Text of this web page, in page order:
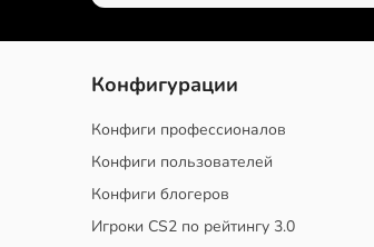
Конфигурации
Конфиги профессионалов
Конфиги пользователей
Конфиги блогеров
Игроки CS2 по рейтингу 3.0